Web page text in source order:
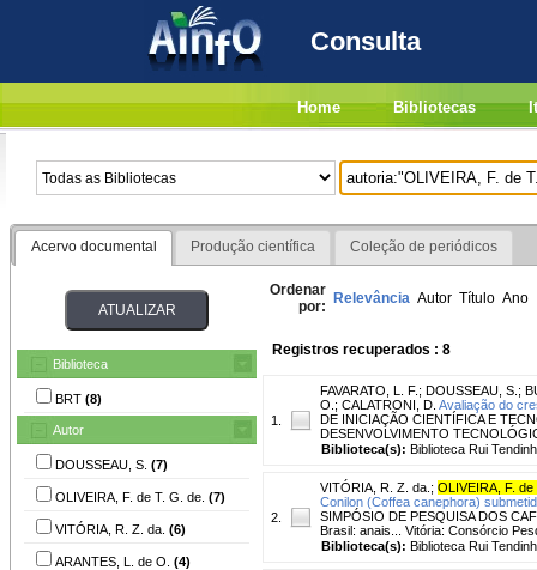
Consulta
Home Bibliotecas
Acervo documental Produção científica Coleção de periódicos
Biblioteca
BRT (8)
Autor
DOUSSEAU, S. (7)
OLIVEIRA, F. de T. G. de. (7)
VITÓRIA, R. Z. da. (6)
ARANTES, L. de O. (4)
Ordenar
por: Relevância Autor Título Ano
Registros recuperados : 8
1.
FAVARATO, L. F. ; DOUSSEAU, S. ;
O. ; CALATRONI, D. Avaliação do
DE INICIAÇÃO CIENTÍFICA E
DESENVOLVIMENTO
Biblioteca(s): Biblioteca Rui
2.
VITÓRIA, R. Z. da. ; OLIVEIRA, F. de
Conilon (Coffea canephora)
SIMPÓSIO DE PESQUISA DOS
Brasil: anais... Vitória: Consórcio
Biblioteca(s): Biblioteca Rui